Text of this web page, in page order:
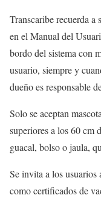
Transcaribe recuerda a
en el Manual del
bordo del sistema con
usuario, siempre y
dueño es responsable
Solo se aceptan
superiores a los 60 cm
guacal, bolso o jaula,
Se invita a los
como certificados de